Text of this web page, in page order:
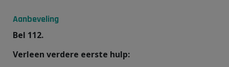
Aanbeveling
Bel 112.
Verleen verdere eerste hulp: